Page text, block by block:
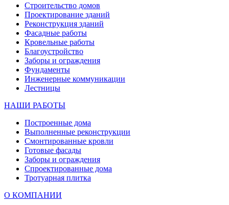
Строительство домов
Проектирование зданий
Реконструкция зданий
Фасадные работы
Кровельные работы
Благоустройство
Заборы и ограждения
Фундаменты
Инженерные коммуникации
Лестницы
НАШИ РАБОТЫ
Построенные дома
Выполненные реконструкции
Смонтированные кровли
Готовые фасады
Заборы и ограждения
Спроектированные дома
Тротуарная плитка
О КОМПАНИИ